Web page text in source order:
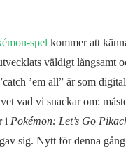
spel kommer att
väldigt långsamt
’em all” är som
vad vi snackar om:
i Pokémon: Let’s Go
sig. Nytt för denna